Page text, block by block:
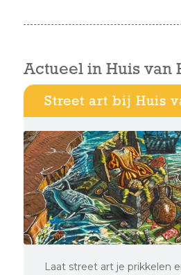
Actueel in Huis van
Street art bij Huis
Laat street art je prikkelen